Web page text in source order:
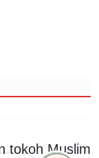
tokoh Muslim